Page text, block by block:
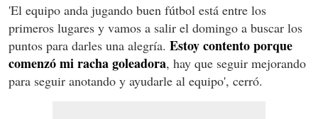
'El equipo anda jugando buen fútbol está entre los
primeros lugares y vamos a salir el domingo a buscar los
puntos para darles una alegría. Estoy contento porque
comenzó mi racha goleadora, hay que seguir mejorando
para seguir anotando y ayudarle al equipo', cerró.